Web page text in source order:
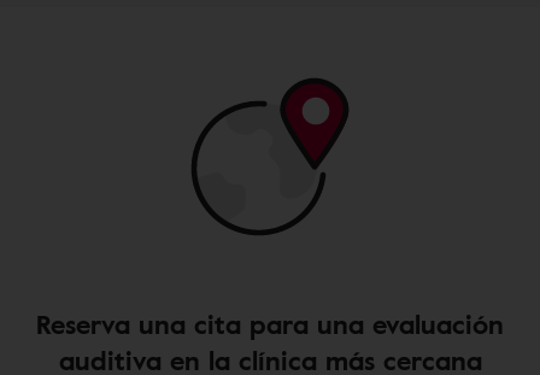
Reserva una cita para una evaluación
auditiva en la clínica más cercana